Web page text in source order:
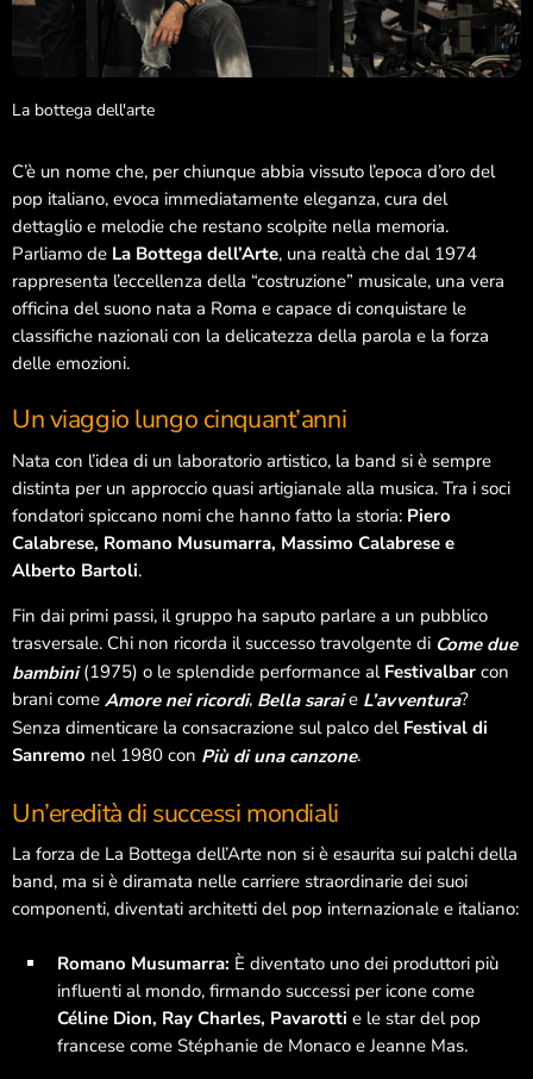
Febbraio 2026
Gennaio 2026
Ottobre 2025
Settembre 2025
Dicembre 2024
Novembre 2024
Ottobre 2024
Settembre 2024
Giugno 2024
Maggio 2024
Aprile 2024
Marzo 2024
Categorie
Arte e Cultura
Così è (se libriamo)
Dance life
Danza
Interviste
La bottega dell'arte
C’è un nome che, per chiunque abbia vissuto l’epoca d’oro del
pop italiano, evoca immediatamente eleganza, cura del
dettaglio e melodie che restano scolpite nella memoria.
Parliamo de La Bottega dell’Arte, una realtà che dal 1974
rappresenta l’eccellenza della “costruzione” musicale, una vera
officina del suono nata a Roma e capace di conquistare le
classifiche nazionali con la delicatezza della parola e la forza
delle emozioni.
Un viaggio lungo cinquant’anni
Nata con l’idea di un laboratorio artistico, la band si è sempre
distinta per un approccio quasi artigianale alla musica. Tra i soci
fondatori spiccano nomi che hanno fatto la storia: Piero
Calabrese, Romano Musumarra, Massimo Calabrese e
Alberto Bartoli.
Fin dai primi passi, il gruppo ha saputo parlare a un pubblico
trasversale. Chi non ricorda il successo travolgente di Come due
bambini(1975) o le splendide performance al Festivalbar con
brani come Amore nei ricordi, Bella saraie L’avventura?
Senza dimenticare la consacrazione sul palco del Festival di
Sanremo nel 1980 con Più di una canzone.
Un’eredità di successi mondiali
La forza de La Bottega dell’Arte non si è esaurita sui palchi della
band, ma si è diramata nelle carriere straordinarie dei suoi
componenti, diventati architetti del pop internazionale e italiano:
Romano Musumarra: È diventato uno dei produttori più
influenti al mondo, firmando successi per icone come
Céline Dion, Ray Charles, Pavarotti e le star del pop
francese come Stéphanie de Monaco e Jeanne Mas.